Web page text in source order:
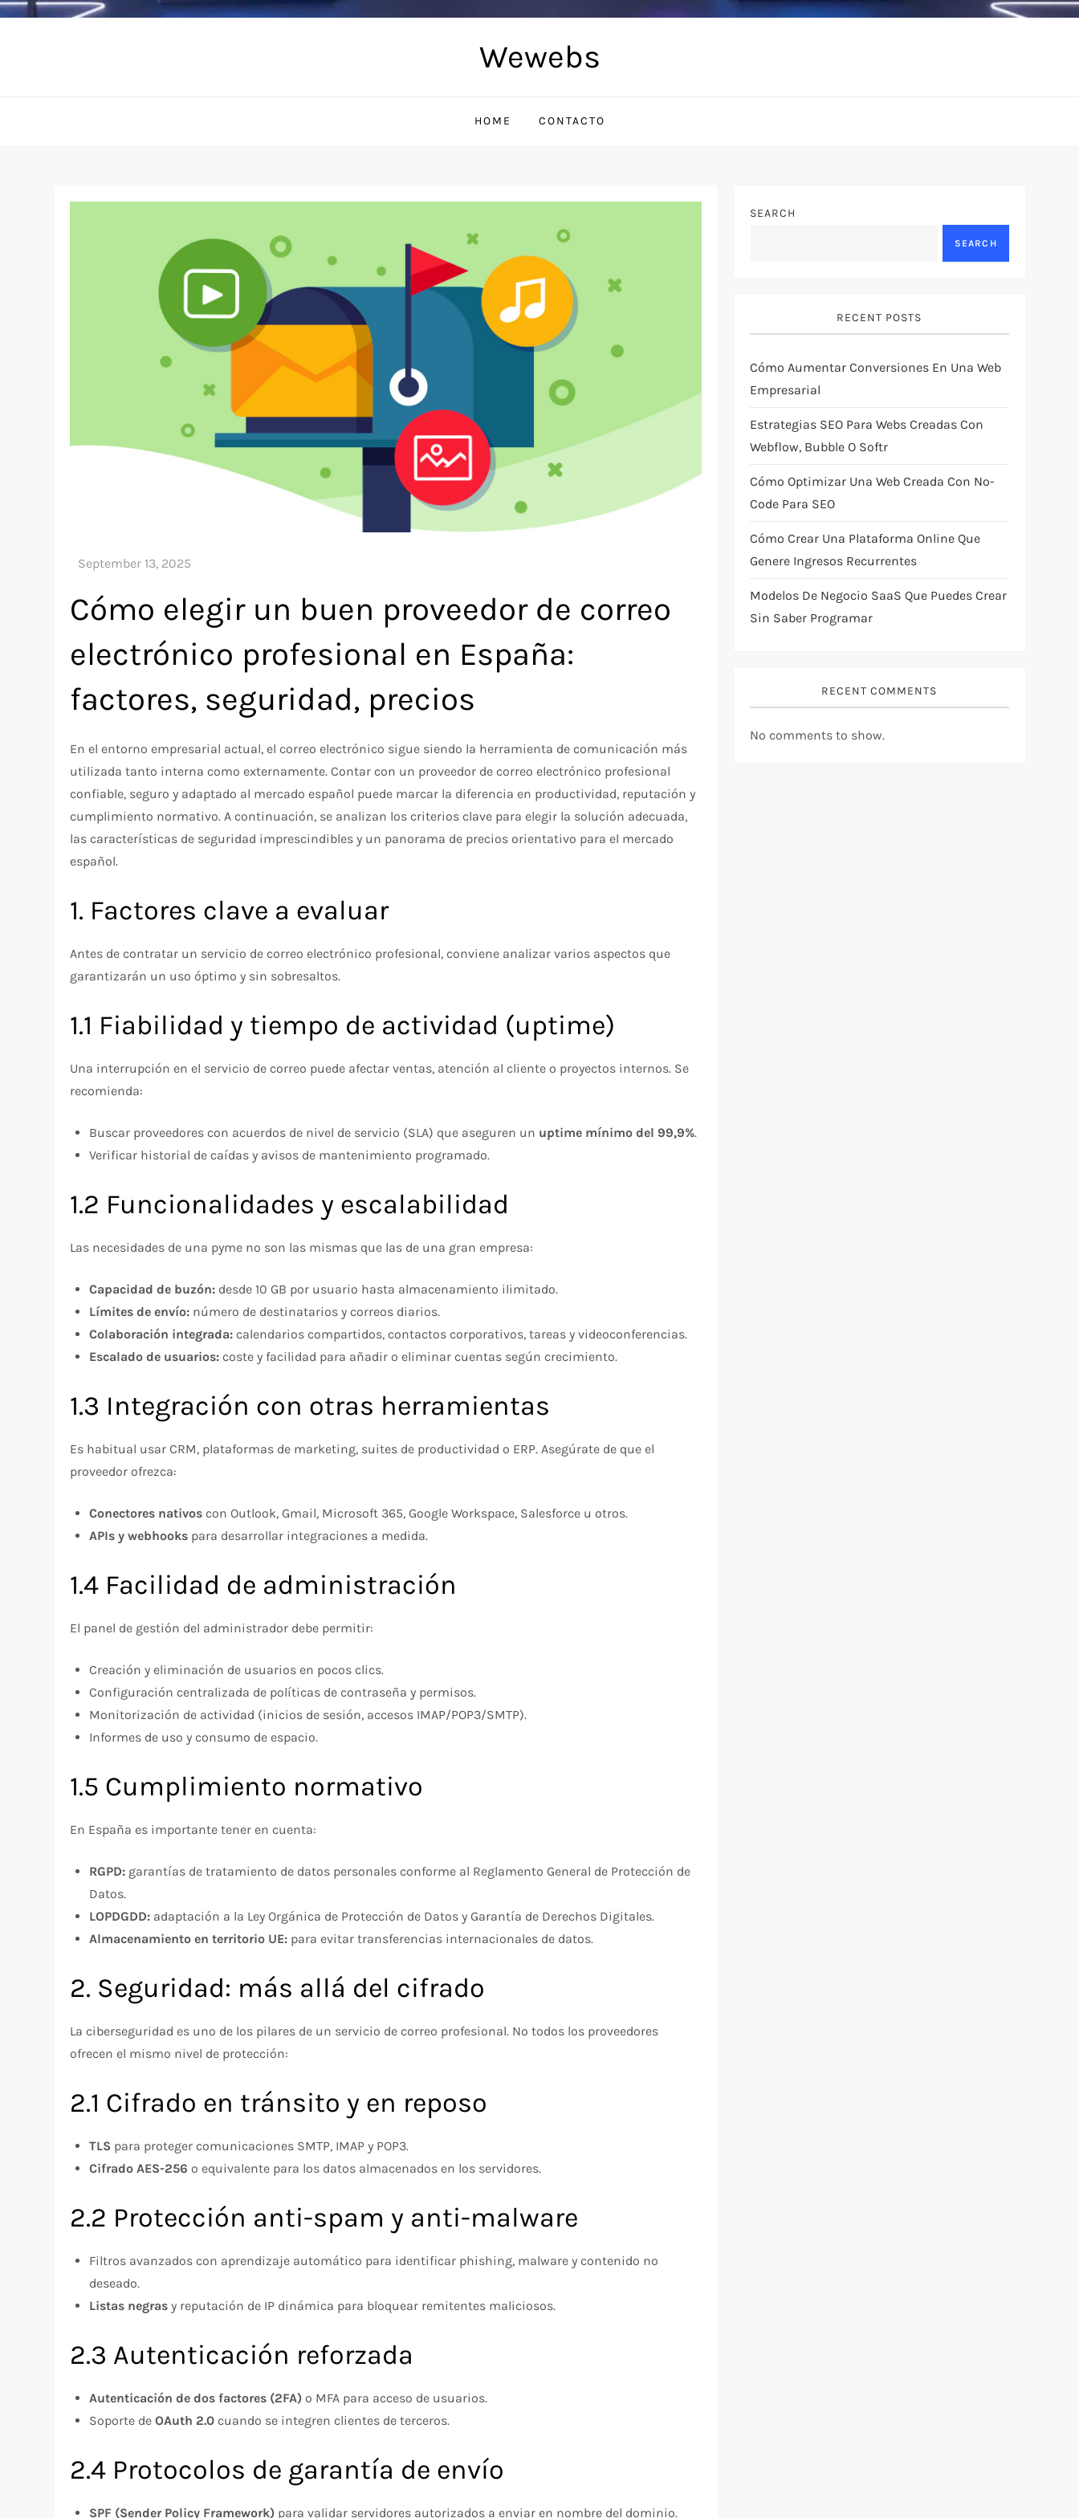
Wewebs
HOME CONTACTO
Cómo elegir un buen proveedor de correo
electrónico profesional en España:
factores, seguridad, precios
En el entorno empresarial actual, el correo electrónico sigue siendo la herramienta de comunicación más
utilizada tanto interna como externamente. Contar con un proveedor de correo electrónico profesional
confiable, seguro y adaptado al mercado español puede marcar la diferencia en productividad, reputación y
cumplimiento normativo. A continuación, se analizan los criterios clave para elegir la solución adecuada,
las características de seguridad imprescindibles y un panorama de precios orientativo para el mercado
español.
1. Factores clave a evaluar
Antes de contratar un servicio de correo electrónico profesional, conviene analizar varios aspectos que
garantizarán un uso óptimo y sin sobresaltos.
1.1 Fiabilidad y tiempo de actividad (uptime)
Una interrupción en el servicio de correo puede afectar ventas, atención al cliente o proyectos internos. Se
recomienda:
Buscar proveedores con acuerdos de nivel de servicio (SLA) que aseguren un uptime mínimo del 99,9%.
Verificar historial de caídas y avisos de mantenimiento programado.
1.2 Funcionalidades y escalabilidad
Las necesidades de una pyme no son las mismas que las de una gran empresa:
Capacidad de buzón: desde 10 GB por usuario hasta almacenamiento ilimitado.
Límites de envío: número de destinatarios y correos diarios.
Colaboración integrada: calendarios compartidos, contactos corporativos, tareas y videoconferencias.
Escalado de usuarios: coste y facilidad para añadir o eliminar cuentas según crecimiento.
1.3 Integración con otras herramientas
Es habitual usar CRM, plataformas de marketing, suites de productividad o ERP. Asegúrate de que el
proveedor ofrezca:
Conectores nativos con Outlook, Gmail, Microsoft 365, Google Workspace, Salesforce u otros.
APIs y webhooks para desarrollar integraciones a medida.
1.4 Facilidad de administración
El panel de gestión del administrador debe permitir:
Creación y eliminación de usuarios en pocos clics.
Configuración centralizada de políticas de contraseña y permisos.
Monitorización de actividad (inicios de sesión, accesos IMAP/POP3/SMTP).
Informes de uso y consumo de espacio.
1.5 Cumplimiento normativo
En España es importante tener en cuenta:
RGPD: garantías de tratamiento de datos personales conforme al Reglamento General de Protección de
Datos.
LOPDGDD: adaptación a la Ley Orgánica de Protección de Datos y Garantía de Derechos Digitales.
Almacenamiento en territorio UE: para evitar transferencias internacionales de datos.
2. Seguridad: más allá del cifrado
La ciberseguridad es uno de los pilares de un servicio de correo profesional. No todos los proveedores
ofrecen el mismo nivel de protección:
2.1 Cifrado en tránsito y en reposo
TLS para proteger comunicaciones SMTP, IMAP y POP3.
Cifrado AES-256 o equivalente para los datos almacenados en los servidores.
2.2 Protección anti-spam y anti-malware
Filtros avanzados con aprendizaje automático para identificar phishing, malware y contenido no
deseado.
Listas negras y reputación de IP dinámica para bloquear remitentes maliciosos.
2.3 Autenticación reforzada
Autenticación de dos factores (2FA) o MFA para acceso de usuarios.
Soporte deOAuth 2.0 cuando se integren clientes de terceros.
2.4 Protocolos de garantía de envío
SPF (Sender Policy Framework) para validar servidores autorizados a enviar en nombre del dominio.
SEARCH
SEARCH
RECENT POSTS
Cómo Aumentar Conversiones En Una Web
Empresarial
Estrategias SEO Para Webs Creadas Con
Webflow, Bubble O Softr
Cómo Optimizar Una Web Creada Con No-
Code Para SEO
Cómo Crear Una Plataforma Online Que
Genere Ingresos Recurrentes
Modelos De Negocio SaaS Que Puedes Crear
Sin Saber Programar
RECENT COMMENTS
No comments to show.